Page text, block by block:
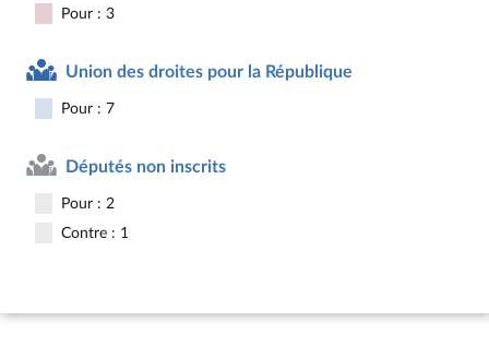
Pour : 3
Union des droites pour la République
Pour : 7
Députés non inscrits
Pour : 2
Contre : 1